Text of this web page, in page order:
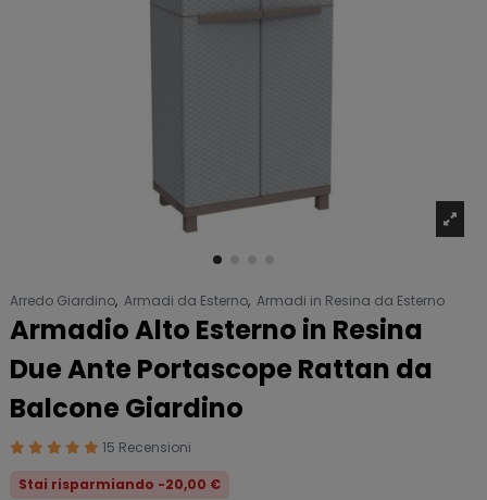
Arredo Giardino, Armadi da Esterno, Armadi in Resina da Esterno
Armadio Alto Esterno in Resina
Due Ante Portascope Rattan da
Balcone Giardino
15 Recensioni
Stai risparmiando -20,00 €